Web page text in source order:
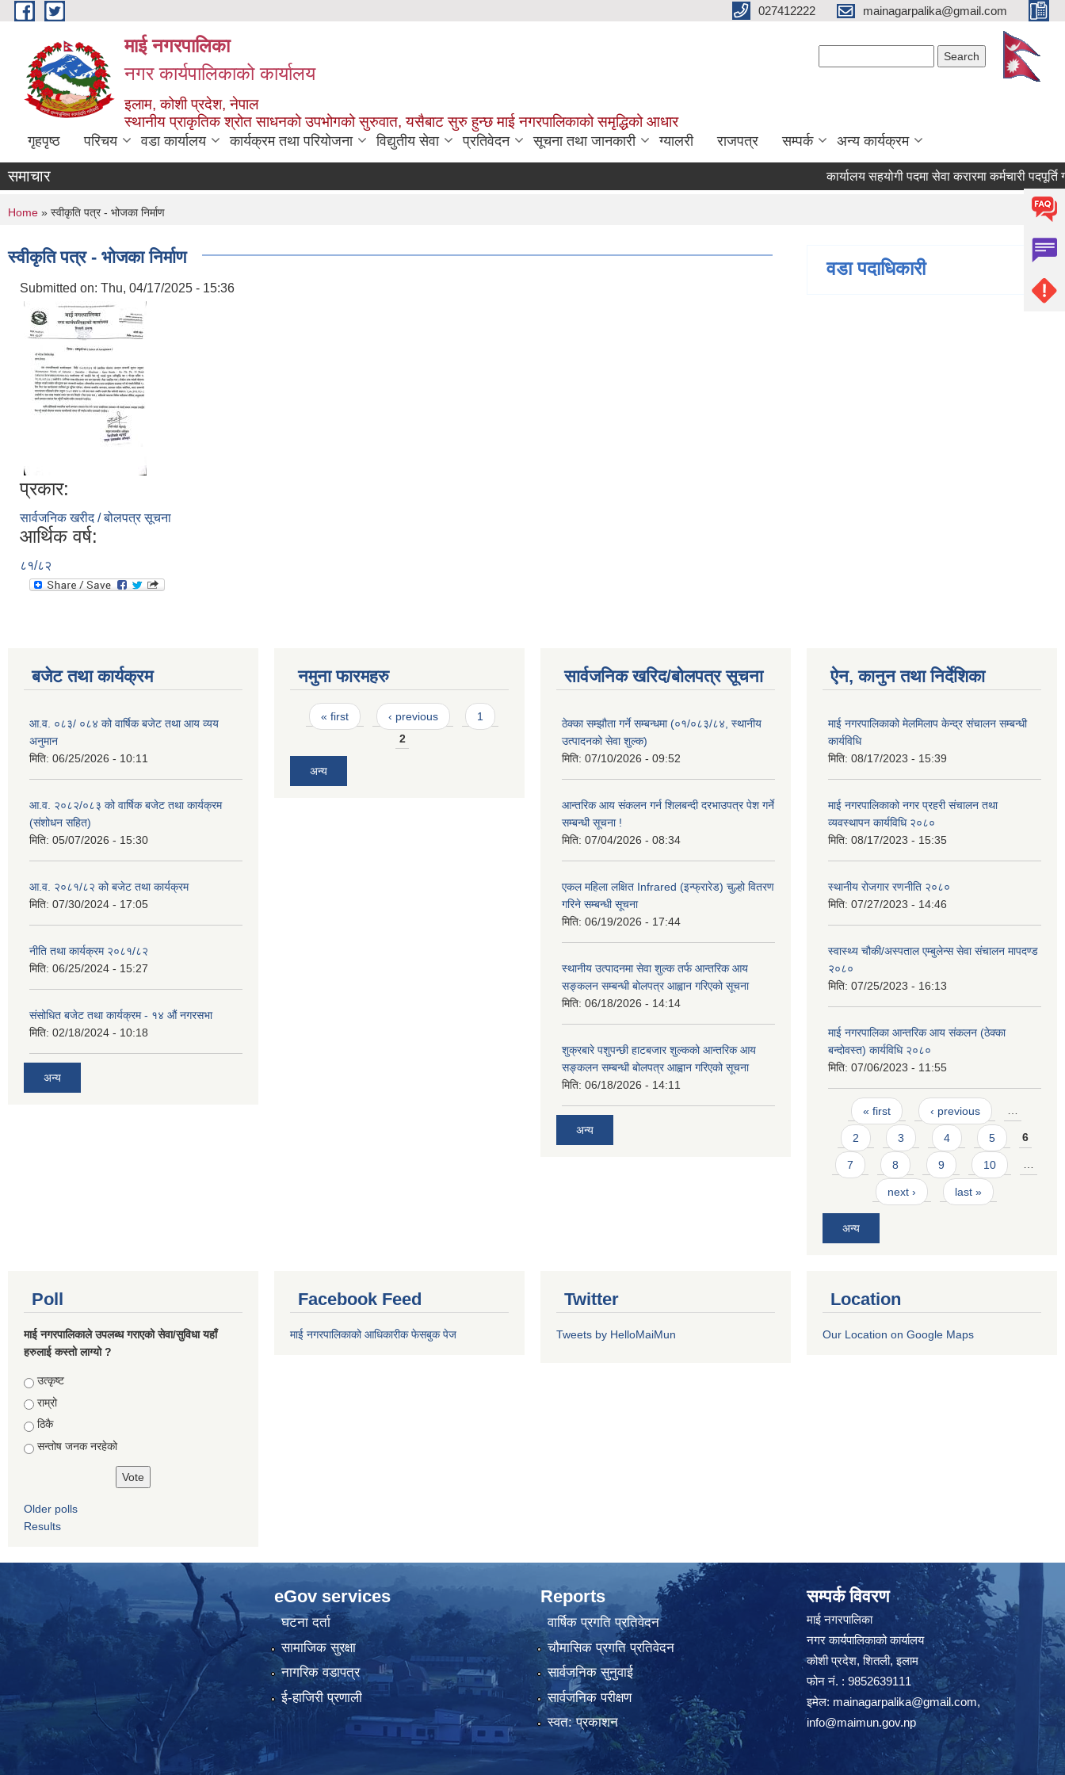
Skip to main content 027412222 mainagarpalika@gmail.com
माई नगरपालिका
नगर कार्यपालिकाको कार्यालय
इलाम, कोशी प्रदेश, नेपाल
स्थानीय प्राकृतिक श्रोत साधनको उपभोगको सुरुवात, यसैबाट सुरु हुन्छ माई नगरपालिकाको समृद्धिको आधार
गृहपृष्ठ परिचय वडा कार्यालय कार्यक्रम तथा परियोजना विद्युतीय सेवा प्रतिवेदन सूचना तथा जानकारी ग्यालरी राजपत्र सम्पर्क अन्य कार्यक्रम
समाचार कार्यालय सहयोगी पदमा सेवा करारमा कर्मचारी पदपूर्ति गर्न
You are here
Home » स्वीकृति पत्र - भोजका निर्माण
स्वीकृति पत्र - भोजका निर्माण
Submitted on: Thu, 04/17/2025 - 15:36
प्रकार:
सार्वजनिक खरीद / बोलपत्र सूचना
आर्थिक वर्ष:
८१/८२
वडा पदाधिकारी
बजेट तथा कार्यक्रम
आ.व. ०८३/ ०८४ को वार्षिक बजेट तथा आय व्यय
अनुमान
मिति: 06/25/2026 - 10:11
आ.व. २०८२/०८३ को वार्षिक बजेट तथा कार्यक्रम
(संशोधन सहित)
मिति: 05/07/2026 - 15:30
आ.व. २०८१/८२ को बजेट तथा कार्यक्रम
मिति: 07/30/2024 - 17:05
नीति तथा कार्यक्रम २०८१/८२
मिति: 06/25/2024 - 15:27
संसोधित बजेट तथा कार्यक्रम - १४ औं नगरसभा
मिति: 02/18/2024 - 10:18
अन्य
नमुना फारमहरु
Pages
« first ‹ previous
1
2
अन्य
सार्वजनिक खरिद/बोलपत्र सूचना
ठेक्का सम्झौता गर्ने सम्बन्धमा (०१/०८३/८४, स्थानीय
उत्पादनको सेवा शुल्क)
मिति: 07/10/2026 - 09:52
आन्तरिक आय संकलन गर्न शिलबन्दी दरभाउपत्र पेश गर्ने
सम्बन्धी सूचना !
मिति: 07/04/2026 - 08:34
एकल महिला लक्षित Infrared (इन्फ्रारेड) चुल्हो वितरण
गरिने सम्बन्धी सूचना
मिति: 06/19/2026 - 17:44
स्थानीय उत्पादनमा सेवा शुल्क तर्फ आन्तरिक आय
सङ्कलन सम्बन्धी बोलपत्र आह्वान गरिएको सूचना
मिति: 06/18/2026 - 14:14
शुक्रबारे पशुपन्छी हाटबजार शुल्कको आन्तरिक आय
सङ्कलन सम्बन्धी बोलपत्र आह्वान गरिएको सूचना
मिति: 06/18/2026 - 14:11
अन्य
ऐन, कानुन तथा निर्देशिका
माई नगरपालिकाको मेलमिलाप केन्द्र संचालन सम्बन्धी
कार्यविधि
मिति: 08/17/2023 - 15:39
माई नगरपालिकाको नगर प्रहरी संचालन तथा
व्यवस्थापन कार्यविधि २०८०
मिति: 08/17/2023 - 15:35
स्थानीय रोजगार रणनीति २०८०
मिति: 07/27/2023 - 14:46
स्वास्थ्य चौकी/अस्पताल एम्बुलेन्स सेवा संचालन मापदण्ड
२०८०
मिति: 07/25/2023 - 16:13
माई नगरपालिका आन्तरिक आय संकलन (ठेक्का
बन्दोवस्त) कार्यविधि २०८०
मिति: 07/06/2023 - 11:55
Pages
« first ‹ previous …
2 3 4 5 6
7 8 9 10 …
next › last »
अन्य
Poll
माई नगरपालिकाले उपलब्ध गराएको सेवा/सुविधा यहाँ
हरुलाई कस्तो लाग्यो ?
Choices
उत्कृष्ट
राम्रो
ठिकै
सन्तोष जनक नरहेको
Older polls
Results
Facebook Feed
माई नगरपालिकाको आधिकारीक फेसबुक पेज
Twitter
Tweets by HelloMaiMun
Location
Our Location on Google Maps
eGov services
घटना दर्ता
सामाजिक सुरक्षा
नागरिक वडापत्र
ई-हाजिरी प्रणाली
Reports
वार्षिक प्रगति प्रतिवेदन
चौमासिक प्रगति प्रतिवेदन
सार्वजनिक सुनुवाई
सार्वजनिक परीक्षण
स्वत: प्रकाशन
सम्पर्क विवरण
माई नगरपालिका
नगर कार्यपालिकाको कार्यालय
कोशी प्रदेश, शितली, इलाम
फोन नं. : 9852639111
इमेल: mainagarpalika@gmail.com,
info@maimun.gov.np